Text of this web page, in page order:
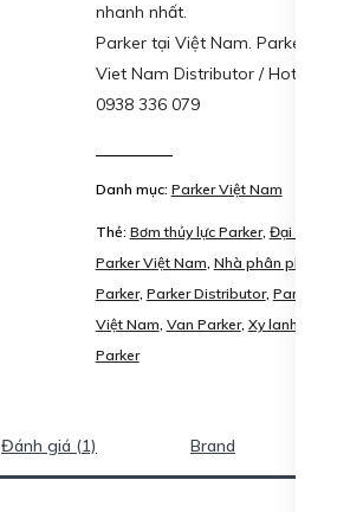
nhanh nhất.
Parker tại Việt Nam. Parker
Viet Nam Distributor / Hotline :
0938 336 079
Danh mục: Parker Việt Nam
Thẻ: Bơm thủy lực Parker, Đại lý
Parker Việt Nam, Nhà phân phối
Parker, Parker Distributor, Parker
Việt Nam, Van Parker, Xy lanh
Parker
Đánh giá (1) Brand